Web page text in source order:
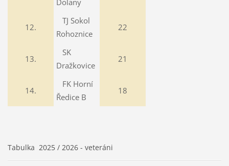
12.
TJ Sokol
Rohoznice
22
13.
SK
Dražkovice
21
14.
FK Horní
Ředice B
18
Tabulka 2025 / 2026 - veteráni